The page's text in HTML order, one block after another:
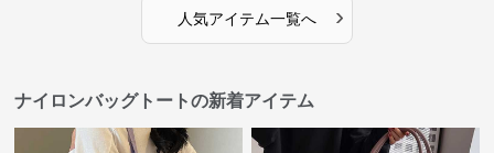
人気アイテム一覧へ ›
ナイロンバッグトートの新着アイテム